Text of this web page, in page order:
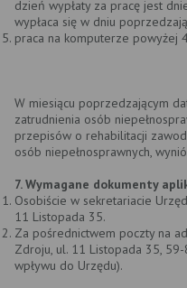
dzień wypłaty za pracę jest
wypłaca się w dniu
praca na komputerze powyżej
W miesiącu poprzedzającym
zatrudnienia osób
przepisów o rehabilitacji
osób niepełnosprawnych,
7. Wymagane dokumenty
Osobiście w sekretariacie
11 Listopada 35.
Za pośrednictwem poczty na
Zdroju, ul. 11 Listopada 35,
wpływu do Urzędu).